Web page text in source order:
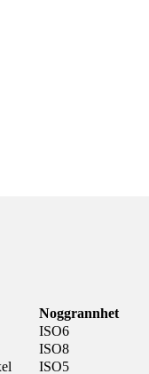
Noggrannhet
ISO6
ISO8
ISO5